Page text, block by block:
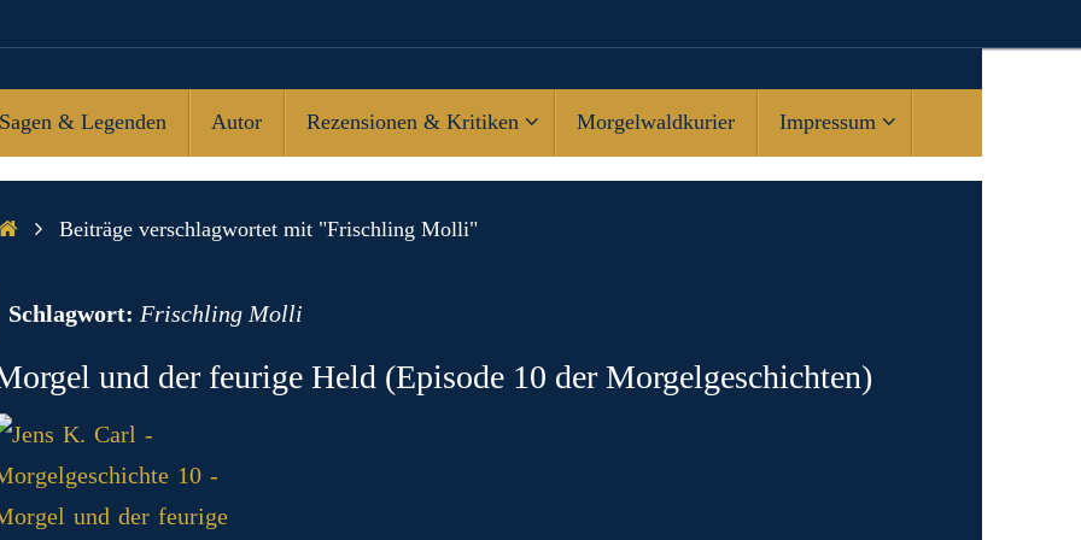
Sagen & Legenden Autor Rezensionen & Kritiken Morgelwaldkurier Impressum
StartBeiträge verschlagwortet mit "Frischling Molli"
Schlagwort: Frischling Molli
und der feurige Held (Episode 10 der Morgelgeschichten)